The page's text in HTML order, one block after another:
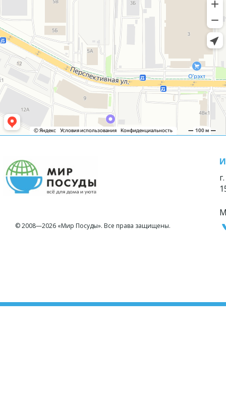
© 2008—2026 «Мир Посуды». Все права защищены.